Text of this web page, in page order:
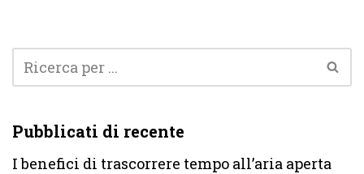
Pubblicati di recente
I benefici di trascorrere tempo all’aria aperta